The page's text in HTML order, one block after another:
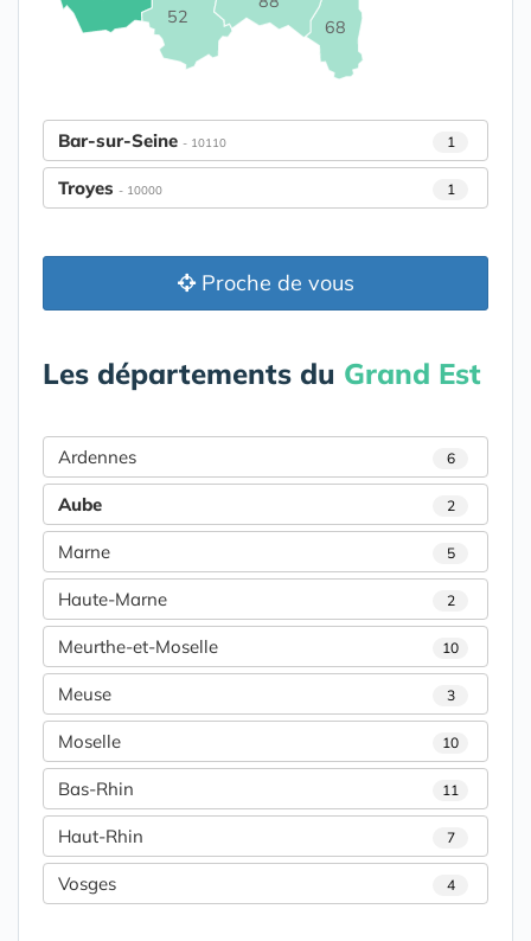
52
68
Bar-sur-Seine - 10110 1
Troyes - 10000 1
Proche de vous
Les départements du Grand Est
Ardennes 6
Aube 2
Marne 5
Haute-Marne 2
Meurthe-et-Moselle 10
Meuse 3
Moselle 10
Bas-Rhin 11
Haut-Rhin 7
Vosges 4